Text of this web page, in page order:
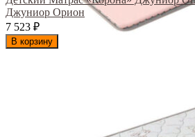
Джуниор Орион
7 523 ₽
В корзину